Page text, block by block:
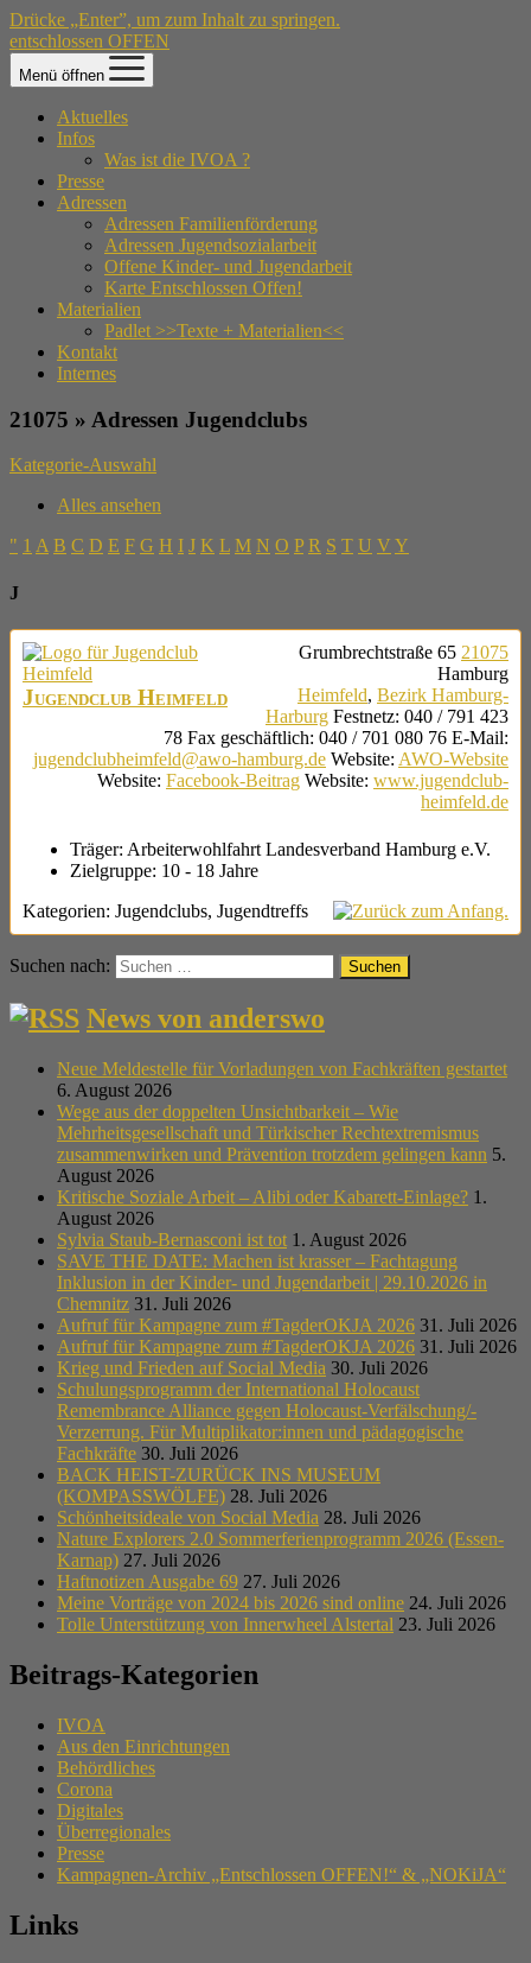
Drücke „Enter”, um zum Inhalt zu springen.
entschlossen OFFEN
Menü öffnen
Aktuelles
Infos
Was ist die IVOA ?
Presse
Adressen
Adressen Familienförderung
Adressen Jugendsozialarbeit
Offene Kinder- und Jugendarbeit
Karte Entschlossen Offen!
Materialien
Padlet >>Texte + Materialien<<
Kontakt
Internes
21075 » Adressen Jugendclubs
Kategorie-Auswahl
Alles ansehen
" 1 A B C D E F G H I J K L M N O P R S T U V Y
J
Jugendclub Heimfeld
Grumbrechtstraße 65 21075
Hamburg
Heimfeld, Bezirk Hamburg-
Harburg Festnetz: 040 / 791 423
78 Fax geschäftlich: 040 / 701 080 76 E-Mail:
jugendclubheimfeld@awo-hamburg.de Website: AWO-Website
Website: Facebook-Beitrag Website: www.jugendclub-
heimfeld.de
Träger: Arbeiterwohlfahrt Landesverband Hamburg e.V.
Zielgruppe: 10 - 18 Jahre
Kategorien: Jugendclubs, Jugendtreffs
Suchen nach:
News von anderswo
Neue Meldestelle für Vorladungen von Fachkräften gestartet
6. August 2026
Wege aus der doppelten Unsichtbarkeit – Wie
Mehrheitsgesellschaft und Türkischer Rechtextremismus
zusammenwirken und Prävention trotzdem gelingen kann 5.
August 2026
Kritische Soziale Arbeit – Alibi oder Kabarett-Einlage? 1.
August 2026
Sylvia Staub-Bernasconi ist tot 1. August 2026
SAVE THE DATE: Machen ist krasser – Fachtagung
Inklusion in der Kinder- und Jugendarbeit | 29.10.2026 in
Chemnitz 31. Juli 2026
Aufruf für Kampagne zum #TagderOKJA 2026 31. Juli 2026
Aufruf für Kampagne zum #TagderOKJA 2026 31. Juli 2026
Krieg und Frieden auf Social Media 30. Juli 2026
Schulungsprogramm der International Holocaust
Remembrance Alliance gegen Holocaust-Verfälschung/-
Verzerrung. Für Multiplikator:innen und pädagogische
Fachkräfte 30. Juli 2026
BACK HEIST-ZURÜCK INS MUSEUM
(KOMPASSWÖLFE) 28. Juli 2026
Schönheitsideale von Social Media 28. Juli 2026
Nature Explorers 2.0 Sommerferienprogramm 2026 (Essen-
Karnap) 27. Juli 2026
Haftnotizen Ausgabe 69 27. Juli 2026
Meine Vorträge von 2024 bis 2026 sind online 24. Juli 2026
Tolle Unterstützung von Innerwheel Alstertal 23. Juli 2026
Beitrags-Kategorien
IVOA
Aus den Einrichtungen
Behördliches
Corona
Digitales
Überregionales
Presse
Kampagnen-Archiv „Entschlossen OFFEN!“ & „NOKiJA“
Links